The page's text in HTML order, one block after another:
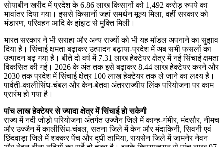
सोयाबीन खरीद में प्रदेश के 6.86 लाख किसानों को 1,492 करोड़ रुपये का
भावांतर दिया गया। इससे किसानों जहां समर्थन मूल्य मिला, वहीं सरकार को
भंडारण, परिवहन आदि के झंझट से मुक्ति मिली।
भारत सरकार ने भी सराहा और अन्य राज्यों को भी यह मॉडल अपनाने का सुझाव
दिया है। सिंचाई क्षमता बढ़ाकर उत्पादन बढ़ाया-प्रदेश में अब सभी फसलों का
उत्पादन बढ़ गया है। बीते दो वर्ष में 7.31 लाख हेक्टेयर क्षेत्र में नई सिंचाई क्षमता
विकसित की गई। 2026 के अंत तक इसे बढ़ाकर 8.44 लाख हेक्टेयर करने और
2030 तक प्रदेश में सिंचाई क्षेत्र 100 लाख हेक्टेयर तक ले जाने का लक्ष्य है।
पार्वती-कालीसिंध-चंबल और केन-बेतवा अंतरराज्यीय लिंक परियोजना पर काम
प्रारंभ हो गया है।
पांच लाख हेक्टेयर से ज्यादा क्षेत्र में सिंचाई हो सकेगी
राज्य में नदी जोड़ो परियोजना अंतर्गत उज्जैन जिले में कान्ह-गंभीर, मंदसौर, नीमच
और उज्जैन में कालीसिंध-चंबल, सतना जिले में केन और मंदाकिनी, सिवनी एवं
छिंदवाड़ा जिले में शक्कर पेंच और दूधी तामिया, रायसेन जिले में जामनेर नेवन